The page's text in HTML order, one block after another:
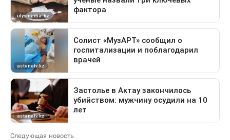
Следующая новость